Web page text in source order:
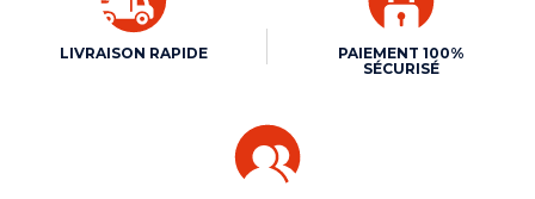
LIVRAISON RAPIDE
PAIEMENT 100%
SÉCURISÉ